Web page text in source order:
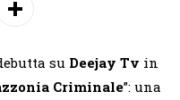
su Deejay Tv in
Criminale”: una